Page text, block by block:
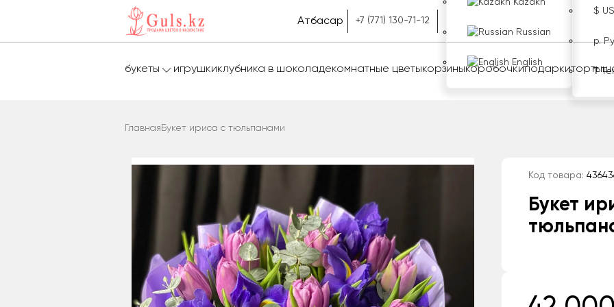
Атбасар +7 (771) 130-71-12
Kazakh
Russian
English
$
р.
₸
букеты игрушкиклубника в шоколадекомнатные цветыкорзиныкоробочкиподаркиторты
Главная Букет ириса с тюльпанами
Код товара:
Букет